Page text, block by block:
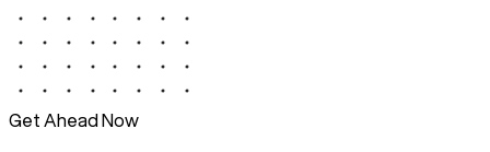
Get Ahead Now